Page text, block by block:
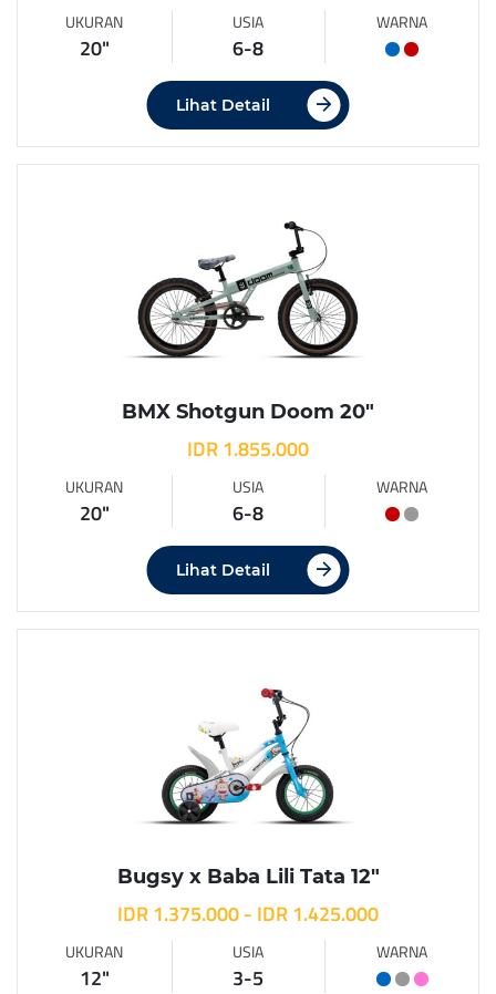
UKURAN
20"
USIA
6-8
WARNA
Lihat Detail
BMX Shotgun Doom 20″
IDR 1.855.000
UKURAN
20"
USIA
6-8
WARNA
Lihat Detail
Bugsy x Baba Lili Tata 12″
IDR 1.375.000 - IDR 1.425.000
UKURAN
12"
USIA
3-5
WARNA